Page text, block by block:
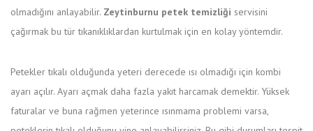
olmadığını anlayabilir. Zeytinburnu petek temizliği servisini
çağırmak bu tür tıkanıklıklardan kurtulmak için en kolay yöntemdir.
Petekler tıkalı olduğunda yeteri derecede ısı olmadığı için kombi
ayarı açılır. Ayarı açmak daha fazla yakıt harcamak demektir. Yüksek
faturalar ve buna rağmen yeterince ısınmama problemi varsa,